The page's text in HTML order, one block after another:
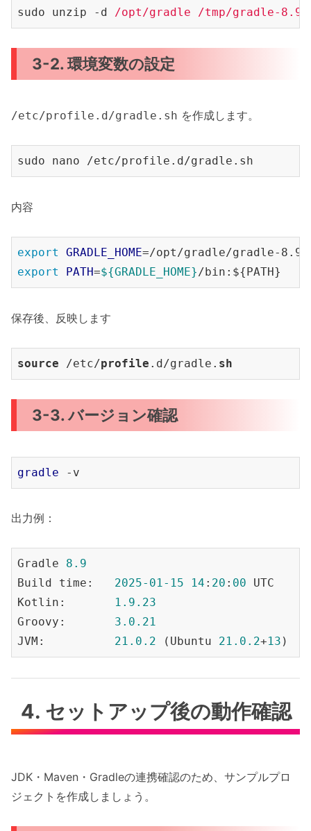
sudo unzip -d
/opt/gradle /tmp/gradle-
3-2. 環境変数の設定
/etc/profile.d/gradle.sh を作成します。
sudo nano /etc/profile.d/gradle .sh
内容
export GRADLE_HOME
export
PATH=${GRADLE_HOME}
保存後、反映します
source /etc/profile .d/gradle. sh
3-3. バージョン確認
gradle
出力例：
Gradle 8.9
Build time: 2025-01-15 14 : 20 : 00 UTC
Kotlin:
1.9 .23
Groovy: 3.0 .21
JVM: 21.0 .2 (Ubuntu 21.0 .2+13
4. セットアップ後の動作確認
JDK・Maven・Gradleの連携確認のため、サンプルプロ
ジェクトを作成しましょう。